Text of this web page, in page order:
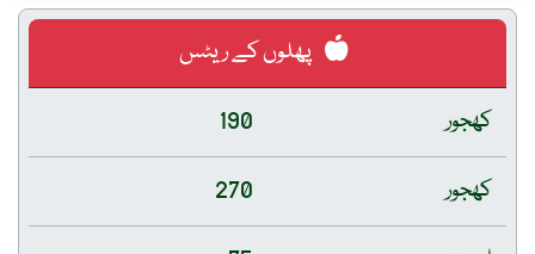
پھلوں کے ریٹس
کھجور
190
کھجور
270